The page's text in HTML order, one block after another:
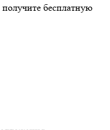
бесплатную